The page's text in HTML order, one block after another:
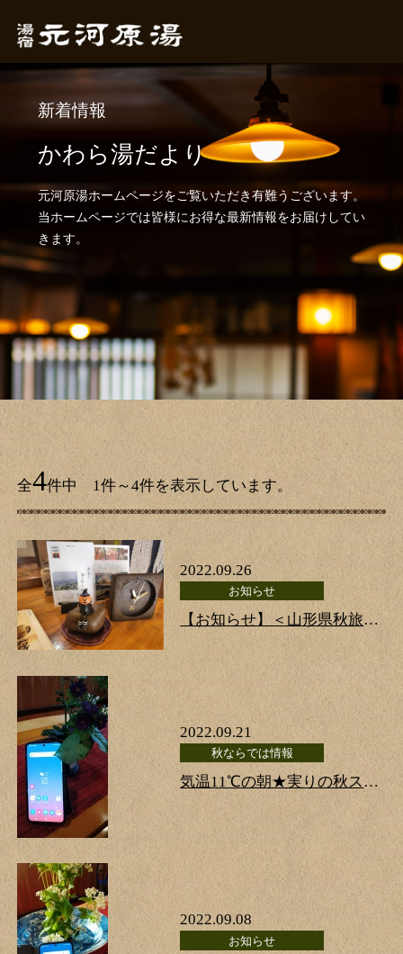
新着情報
かわら湯だより
元河原湯ホームページをご覧いただき有難うございます。
当ホームページでは皆様にお得な最新情報をお届けしてい
きます。
全4件中 1件～4件を表示しています。
2022.09.26
お知らせ
【お知らせ】＜山形県秋旅＞
キャンペーン延長＆＜全国旅
行支援＞の実施について
2022.09.21
秋ならでは情報
気温11℃の朝★実りの秋スタ
ートです♪
2022.09.08
お知らせ